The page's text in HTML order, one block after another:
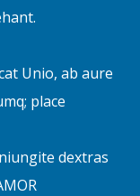
Unio, ab aure
place
dextras